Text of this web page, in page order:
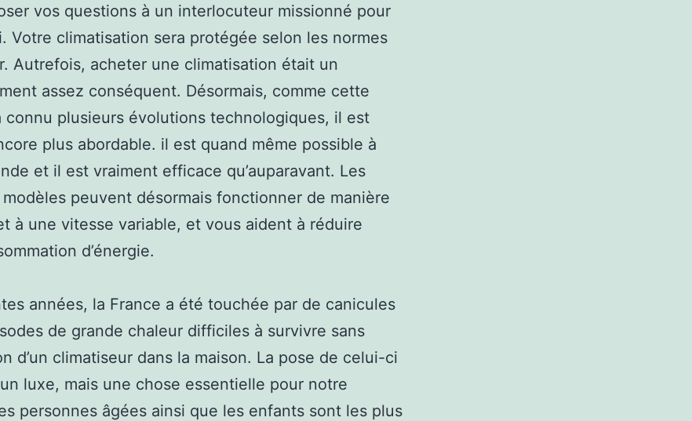
vos questions à un interlocuteur missionné pour
Votre climatisation sera protégée selon les normes
Autrefois, acheter une climatisation était un
assez conséquent. Désormais, comme cette
connu plusieurs évolutions technologiques, il est
plus abordable. il est quand même possible à
et il est vraiment efficace qu’auparavant. Les
peuvent désormais fonctionner de manière
à une vitesse variable, et vous aident à réduire
d’énergie.
années, la France a été touchée par de canicules
de grande chaleur difficiles à survivre sans
d’un climatiseur dans la maison. La pose de celui-ci
un luxe, mais une chose essentielle pour notre
personnes âgées ainsi que les enfants sont les plus